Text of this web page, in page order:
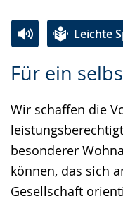
Für ein
Wir schaffen die
besonderer
können, das sich
Gesellschaft
Leichte
Leichten
wechseln.
Audio-
Video
Deutscher
Gebärdensprache
wird
angezeigt.